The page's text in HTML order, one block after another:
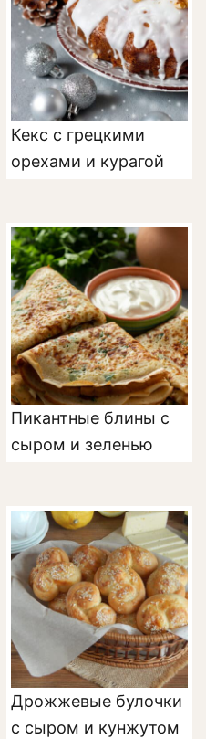
Кекс с грецкими
орехами и курагой
Пикантные блины с
сыром и зеленью
Дрожжевые булочки
с сыром и кунжутом